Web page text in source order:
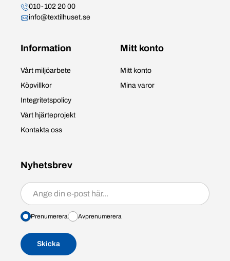
010-102 20 00
info@textilhuset.se
Information
Vårt miljöarbete
Köpvillkor
Integritetspolicy
Vårt hjärteprojekt
Kontakta oss
Mitt konto
Mitt konto
Mina varor
Nyhetsbrev
Prenumerera/avprenumerera
Prenumerera Avprenumerera
Skicka